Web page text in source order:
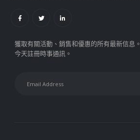
獲取有關活動、銷售和優惠的所有最新信息。
今天註冊時事通訊。